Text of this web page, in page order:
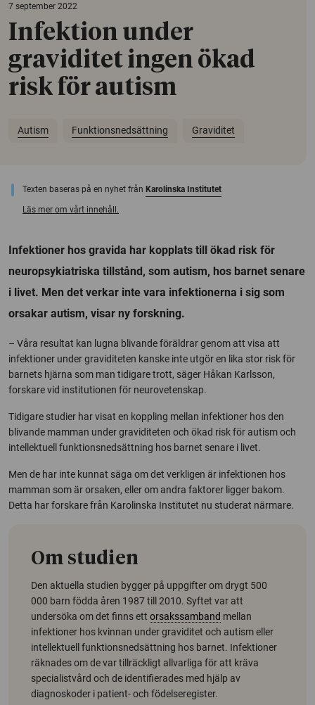
7 september 2022
Infektion under
graviditet ingen ökad
risk för autism
Autism Funktionsnedsättning Graviditet
Texten baseras på en nyhet från Karolinska Institutet
Läs mer om vårt innehåll.
Infektioner hos gravida har kopplats till ökad risk för
neuropsykiatriska tillstånd, som autism, hos barnet senare
i livet. Men det verkar inte vara infektionerna i sig som
orsakar autism, visar ny forskning.
– Våra resultat kan lugna blivande föräldrar genom att visa att
infektioner under graviditeten kanske inte utgör en lika stor risk för
barnets hjärna som man tidigare trott, säger Håkan Karlsson,
forskare vid institutionen för neurovetenskap.
Tidigare studier har visat en koppling mellan infektioner hos den
blivande mamman under graviditeten och ökad risk för autism och
intellektuell funktionsnedsättning hos barnet senare i livet.
Men de har inte kunnat säga om det verkligen är infektionen hos
mamman som är orsaken, eller om andra faktorer ligger bakom.
Detta har forskare från Karolinska Institutet nu studerat närmare.
Om studien
Den aktuella studien bygger på uppgifter om drygt 500
000 barn födda åren 1987 till 2010. Syftet var att
undersöka om det finns ett orsakssamband mellan
infektioner hos kvinnan under graviditet och autism eller
intellektuell funktionsnedsättning hos barnet. Infektioner
räknades om de var tillräckligt allvarliga för att kräva
specialistvård och de identifierades med hjälp av
diagnoskoder i patient- och födelseregister.